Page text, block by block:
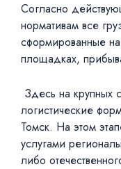
Согласно
нормативам все
сформированные на
площадках,
Здесь на крупных
логистические
Томск. На этом
услугами
либо